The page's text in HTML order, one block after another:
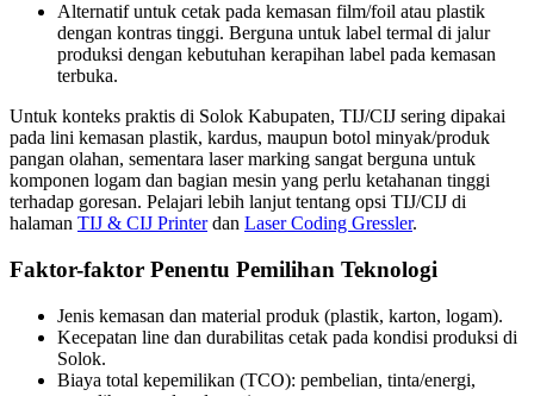
Alternatif untuk cetak pada kemasan film/foil atau plastik
dengan kontras tinggi. Berguna untuk label termal di jalur
produksi dengan kebutuhan kerapihan label pada kemasan
terbuka.
Untuk konteks praktis di Solok Kabupaten, TIJ/CIJ sering dipakai
pada lini kemasan plastik, kardus, maupun botol minyak/produk
pangan olahan, sementara laser marking sangat berguna untuk
komponen logam dan bagian mesin yang perlu ketahanan tinggi
terhadap goresan. Pelajari lebih lanjut tentang opsi TIJ/CIJ di
halaman TIJ & CIJ Printerdan Laser Coding Gressler.
Faktor-faktor Penentu Pemilihan Teknologi
Jenis kemasan dan material produk (plastik, karton, logam).
Kecepatan line dan durabilitas cetak pada kondisi produksi di
Solok.
Biaya total kepemilikan (TCO): pembelian, tinta/energi,